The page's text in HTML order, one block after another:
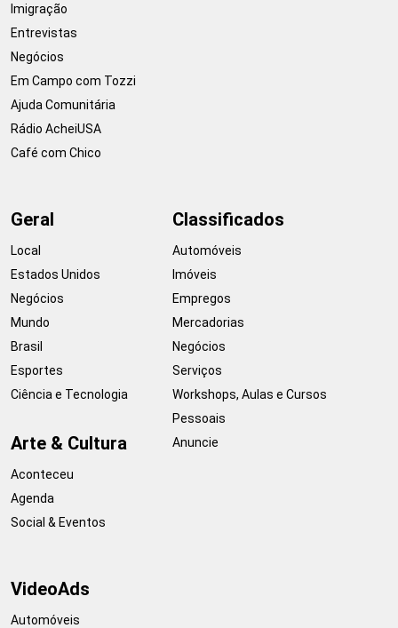
Imigração
Entrevistas
Negócios
Em Campo com Tozzi
Ajuda Comunitária
Rádio AcheiUSA
Café com Chico
Geral
Local
Estados Unidos
Negócios
Mundo
Brasil
Esportes
Ciência e Tecnologia
Arte & Cultura
Aconteceu
Agenda
Social & Eventos
Classificados
Automóveis
Imóveis
Empregos
Mercadorias
Negócios
Serviços
Workshops, Aulas e Cursos
Pessoais
Anuncie
VideoAds
Automóveis